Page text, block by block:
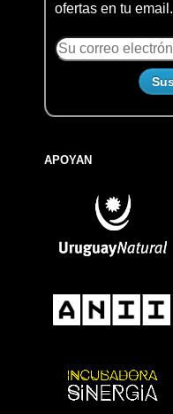
ofertas en tu email.
APOYAN